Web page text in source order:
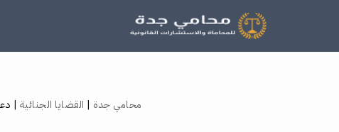
محامي جدة | القضايا الجنائية |